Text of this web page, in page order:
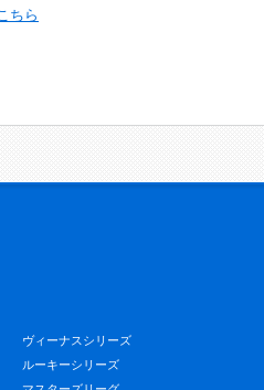
ちら
ヴィーナスシリーズ
ルーキーシリーズ